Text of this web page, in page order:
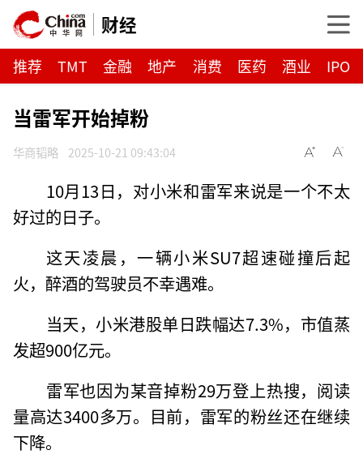
财经
推荐 TMT 金融 地产 消费 医药 酒业 IPO
当雷军开始掉粉
华商韬略 2025-10-21 09:43:04
10月13日，对小米和雷军来说是一个不太
好过的日子。
这天凌晨，一辆小米SU7超速碰撞后起
火，醉酒的驾驶员不幸遇难。
当天，小米港股单日跌幅达7.3%，市值蒸
发超900亿元。
雷军也因为某音掉粉29万登上热搜，阅读
量高达3400多万。目前，雷军的粉丝还在继续
下降。